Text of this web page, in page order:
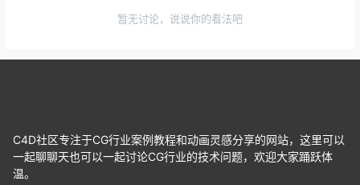
暂无讨论，说说你的看法吧
C4D社区专注于CG行业案例教程和动画灵感分享的网站，这里可以
一起聊聊天也可以一起讨论CG行业的技术问题，欢迎大家踊跃体
温。